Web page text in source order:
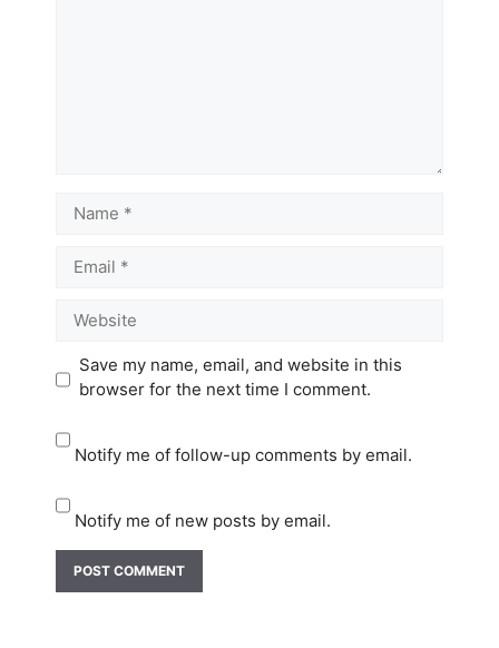
Name
Email
Website
Save my name, email, and website in this
browser for the next time I comment.
Notify me of follow-up comments by email.
Notify me of new posts by email.